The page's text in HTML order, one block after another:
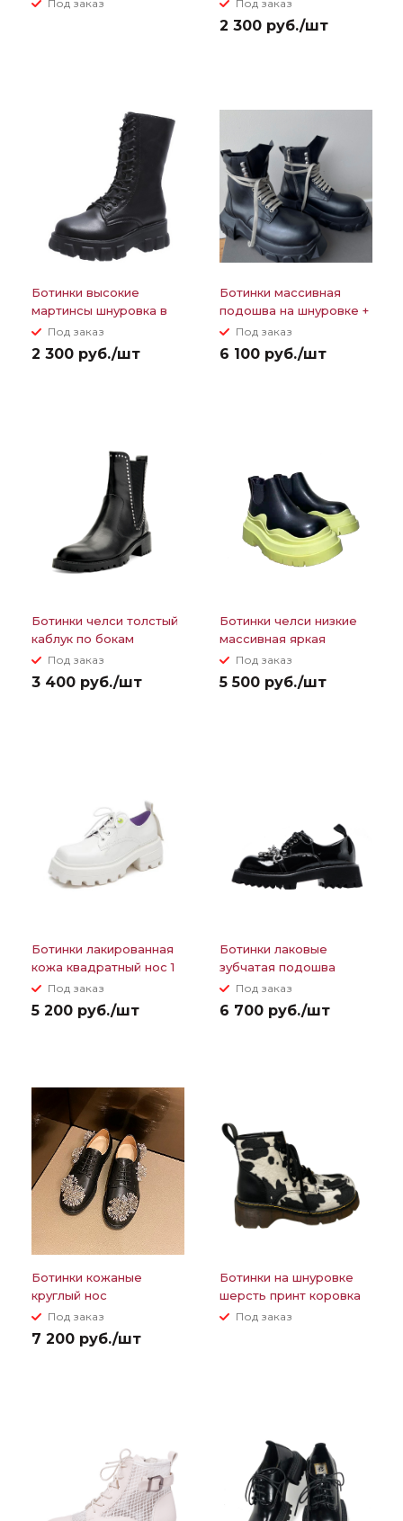
Под заказ Под заказ
2 300 руб./шт
Ботинки высокие
мартинсы шнуровка в
цвет массивная
подошва
Под заказ
2 300 руб./шт
Ботинки массивная
подошва на шнуровке +
сбоку замок
Под заказ
6 100 руб./шт
Ботинки челси толстый
каблук по бокам
резинки+заклепки
Под заказ
3 400 руб./шт
Ботинки челси низкие
массивная яркая
подошва
Под заказ
5 500 руб./шт
Ботинки лакированная
кожа квадратный нос 1
люверс зеленого цвета
Под заказ
5 200 руб./шт
Ботинки лаковые
зубчатая подошва
круглый нос
шнуровка+цепь
Под заказ
6 700 руб./шт
Ботинки кожаные
круглый нос
шнуровка+декор
булавками в виде
Под заказ
7 200 руб./шт
Ботинки на шнуровке
шерсть принт коровка
Под заказ